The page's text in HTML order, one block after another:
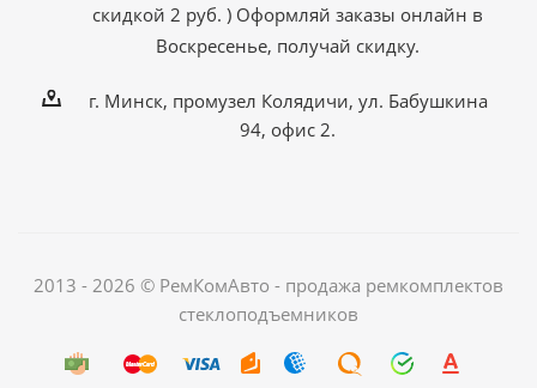
скидкой 2 руб. ) Оформляй заказы онлайн в
Воскресенье, получай скидку.
г. Минск, промузел Колядичи, ул. Бабушкина
94, офис 2.
2013 - 2026 © РемКомАвто - продажа ремкомплектов
стеклоподъемников